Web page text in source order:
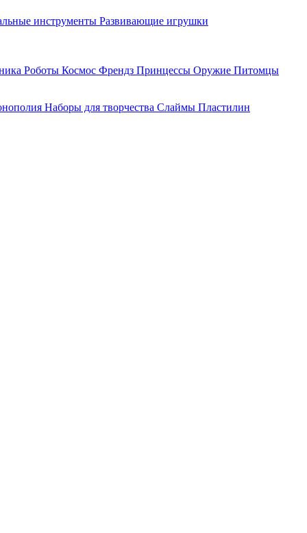
инструменты Развивающие игрушки
Роботы Космос Френдз Принцессы Оружие Питомцы
Наборы для творчества Слаймы Пластилин